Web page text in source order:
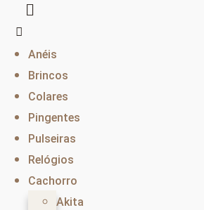
Anéis
Brincos
Colares
Pingentes
Pulseiras
Relógios
Cachorro
Akita